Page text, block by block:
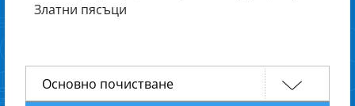
Златни пясъци